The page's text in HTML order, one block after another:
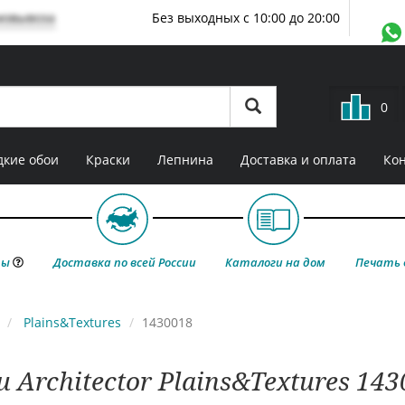
Без выходных с 10:00 до 20:00
0
обои Краски Лепнина Доставка и оплата
Доставка по всей России Каталоги на дом Печать
Plains&Textures 1430018
Architector Plains&Textures